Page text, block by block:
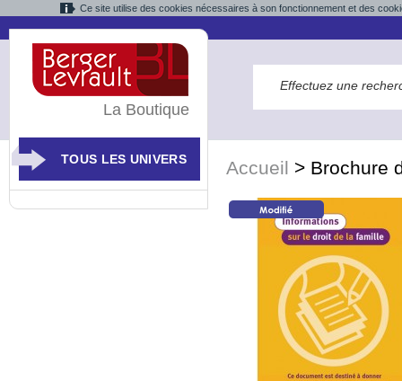
Ce site utilise des cookies nécessaires à son fonctionnement et des
Accueil > Brochure
La Boutique
TOUS LES UNIVERS